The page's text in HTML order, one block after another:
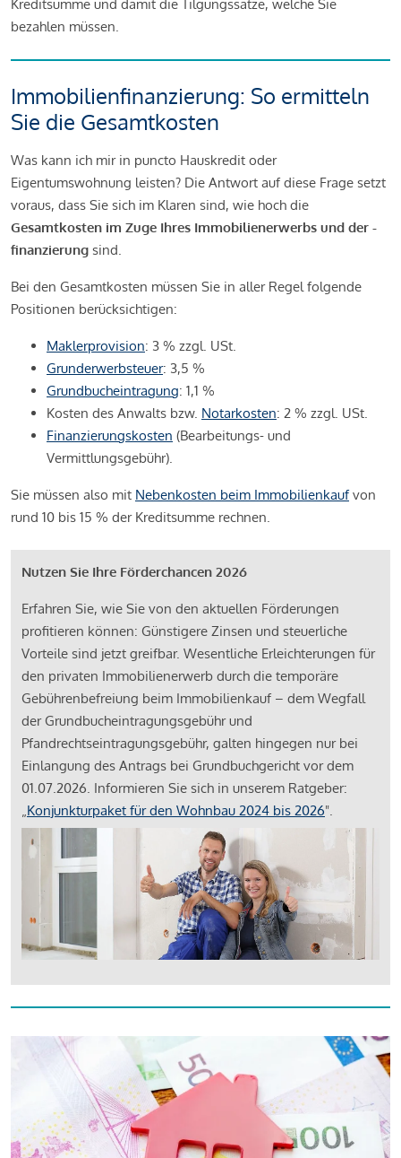
Kreditsumme und damit die Tilgungssätze, welche Sie
bezahlen müssen.
Immobilienfinanzierung: So ermitteln
Sie die Gesamtkosten
Was kann ich mir in puncto Hauskredit oder
Eigentumswohnung leisten? Die Antwort auf diese Frage setzt
voraus, dass Sie sich im Klaren sind, wie hoch die
Gesamtkosten im Zuge Ihres Immobilienerwerbs und der -
finanzierung sind.
Bei den Gesamtkosten müssen Sie in aller Regel folgende
Positionen berücksichtigen:
Maklerprovision: 3 % zzgl. USt.
Grunderwerbsteuer: 3,5 %
Grundbucheintragung: 1,1 %
Kosten des Anwalts bzw. Notarkosten: 2 % zzgl. USt.
Finanzierungskosten (Bearbeitungs- und
Vermittlungsgebühr).
Sie müssen also mit Nebenkosten beim Immobilienkaufvon
rund 10 bis 15 % der Kreditsumme rechnen.
Nutzen Sie Ihre Förderchancen 2026
Erfahren Sie, wie Sie von den aktuellen Förderungen
profitieren können: Günstigere Zinsen und steuerliche
Vorteile sind jetzt greifbar. Wesentliche Erleichterungen für
den privaten Immobilienerwerb durch die temporäre
Gebührenbefreiung beim Immobilienkauf – dem Wegfall
der Grundbucheintragungsgebühr und
Pfandrechtseintragungsgebühr, galten hingegen nur bei
Einlangung des Antrags bei Grundbuchgericht vor dem
01.07.2026. Informieren Sie sich in unserem Ratgeber:
„Konjunkturpaket für den Wohnbau 2024 bis 2026".